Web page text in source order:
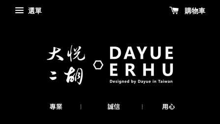
選單 購物車